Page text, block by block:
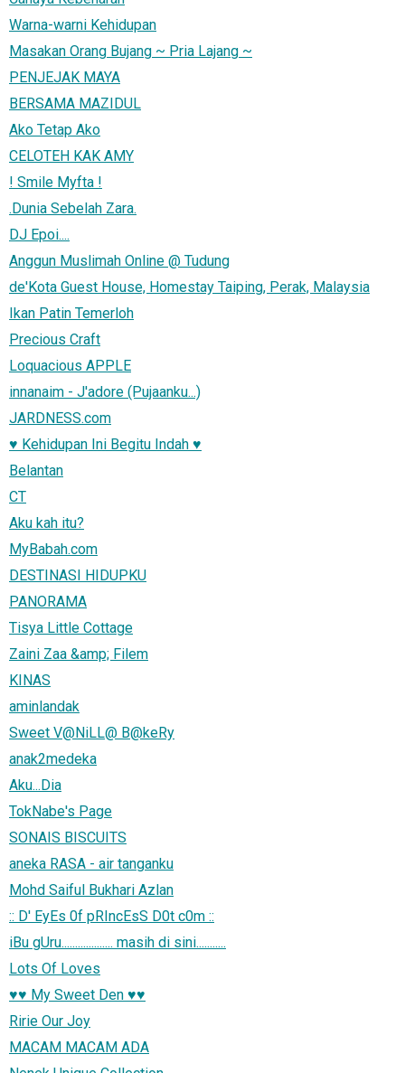
Warna-warni Kehidupan
Masakan Orang Bujang ~ Pria Lajang ~
PENJEJAK MAYA
BERSAMA MAZIDUL
Ako Tetap Ako
CELOTEH KAK AMY
! Smile Myfta !
.Dunia Sebelah Zara.
DJ Epoi....
Anggun Muslimah Online @ Tudung
de'Kota Guest House, Homestay Taiping, Perak, Malaysia
Ikan Patin Temerloh
Precious Craft
Loquacious APPLE
innanaim - J'adore (Pujaanku...)
JARDNESS.com
♥ Kehidupan Ini Begitu Indah ♥
Belantan
CT
Aku kah itu?
MyBabah.com
DESTINASI HIDUPKU
PANORAMA
Tisya Little Cottage
Zaini Zaa &amp; Filem
KINAS
aminlandak
Sweet V@NiLL@ B@keRy
anak2medeka
Aku...Dia
TokNabe's Page
SONAIS BISCUITS
aneka RASA - air tanganku
Mohd Saiful Bukhari Azlan
:: D' EyEs 0f pRIncEsS D0t c0m ::
iBu gUru................... masih di sini...........
Lots Of Loves
♥♥ My Sweet Den ♥♥
Ririe Our Joy
MACAM MACAM ADA